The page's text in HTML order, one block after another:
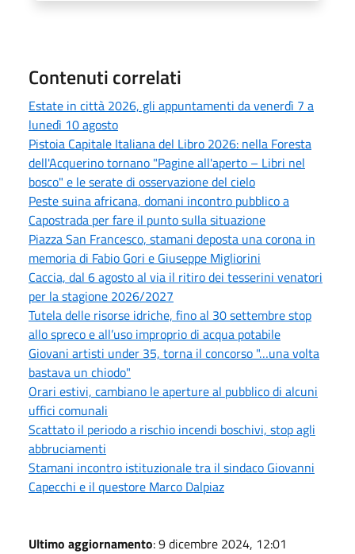
Contenuti correlati
Estate in città 2026, gli appuntamenti da venerdì 7 a
lunedì 10 agosto
Pistoia Capitale Italiana del Libro 2026: nella Foresta
dell'Acquerino tornano "Pagine all'aperto – Libri nel
bosco" e le serate di osservazione del cielo
Peste suina africana, domani incontro pubblico a
Capostrada per fare il punto sulla situazione
Piazza San Francesco, stamani deposta una corona in
memoria di Fabio Gori e Giuseppe Migliorini
Caccia, dal 6 agosto al via il ritiro dei tesserini venatori
per la stagione 2026/2027
Tutela delle risorse idriche, fino al 30 settembre stop
allo spreco e all’uso improprio di acqua potabile
Giovani artisti under 35, torna il concorso "…una volta
bastava un chiodo"
Orari estivi, cambiano le aperture al pubblico di alcuni
uffici comunali
Scattato il periodo a rischio incendi boschivi, stop agli
abbruciamenti
Stamani incontro istituzionale tra il sindaco Giovanni
Capecchi e il questore Marco Dalpiaz
Ultimo aggiornamento: 9 dicembre 2024, 12:01